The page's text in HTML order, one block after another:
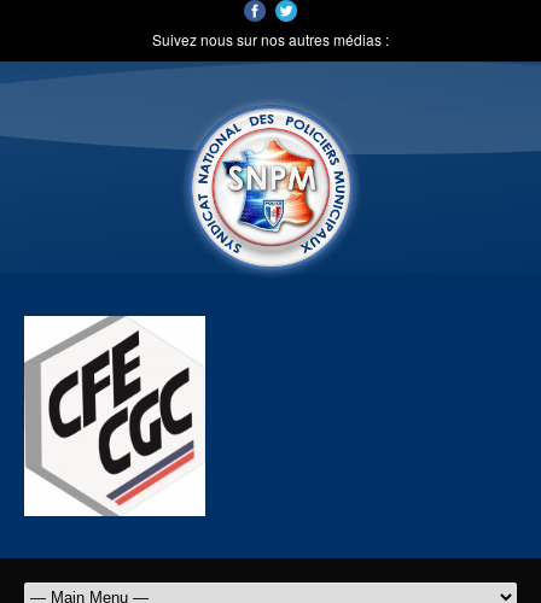
Suivez nous sur nos autres médias :